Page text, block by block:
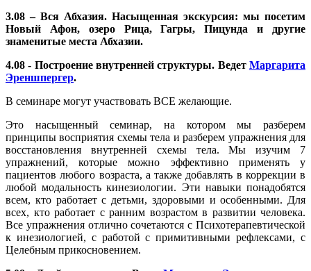
3.08 – Вся Абхазия. Насыщенная экскурсия: мы посетим
Новый Афон, озеро Рица, Гагры, Пицунда и другие
знаменитые места Абхазии.
4.08 - Построение внутренней структуры. Ведет Маргарита
Эреншпергер.
В семинаре могут участвовать ВСЕ желающие.
Это насыщенный семинар, на котором мы разберем
принципы восприятия схемы тела и разберем упражнения для
восстановления внутренней схемы тела. Мы изучим 7
упражнений, которые можно эффективно применять у
пациентов любого возраста, а также добавлять в коррекции в
любой модальность кинезиологии. Эти навыки понадобятся
всем, кто работает с детьми, здоровыми и особенными. Для
всех, кто работает с ранним возрастом в развитии человека.
Все упражнения отлично сочетаются с Психотерапевтической
к инезиологией, с работой с примитивными рефлексами, с
Целебным прикосновением.